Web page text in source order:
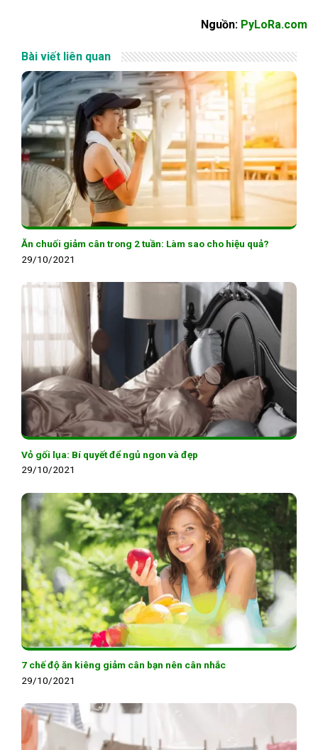
Nguồn: PyLoRa.com
Bài viết liên quan
Ăn chuối giảm cân trong 2 tuần: Làm sao cho hiệu quả?
29/10/2021
Vỏ gối lụa: Bí quyết để ngủ ngon và đẹp
29/10/2021
7 chế độ ăn kiêng giảm cân bạn nên cân nhắc
29/10/2021